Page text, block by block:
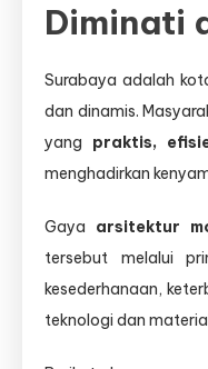
Diminati
Surabaya adalah
dan dinamis.
yang praktis,
menghadirkan
Gaya arsitektur
tersebut melalui
kesederhanaan,
teknologi dan